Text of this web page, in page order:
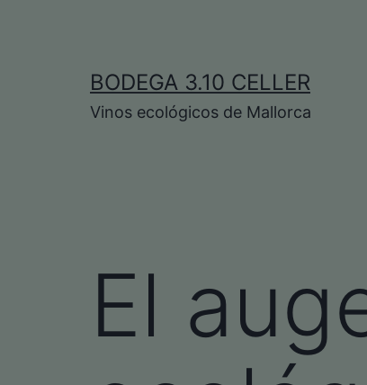
BODEGA 3.10 CELLER
Vinos ecológicos de Mallorca
El